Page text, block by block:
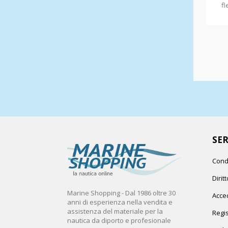
Marine Shopping - Dal 1986 oltre 30
anni di esperienza nella vendita e
assistenza del materiale per la
nautica da diporto e profesionale